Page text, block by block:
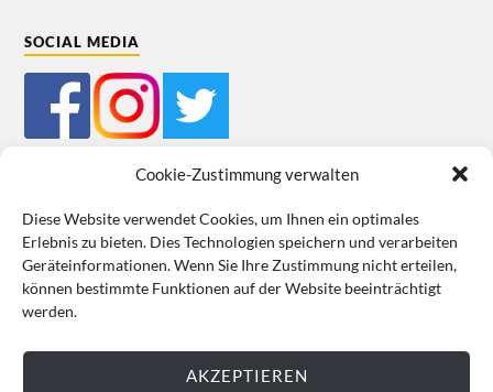
Cookie-Zustimmung verwalten
Diese Website verwendet Cookies, um Ihnen ein optimales
Erlebnis zu bieten. Dies Technologien speichern und verarbeiten
Geräteinformationen. Wenn Sie Ihre Zustimmung nicht erteilen,
können bestimmte Funktionen auf der Website beeinträchtigt
werden.
AKZEPTIEREN
SOCIAL MEDIA
Mein Bestellkonto Kundeninformationen Datenschutz
Cookie-Richtlinie (EU) Impressum
VERTRAG WIDERRUFEN